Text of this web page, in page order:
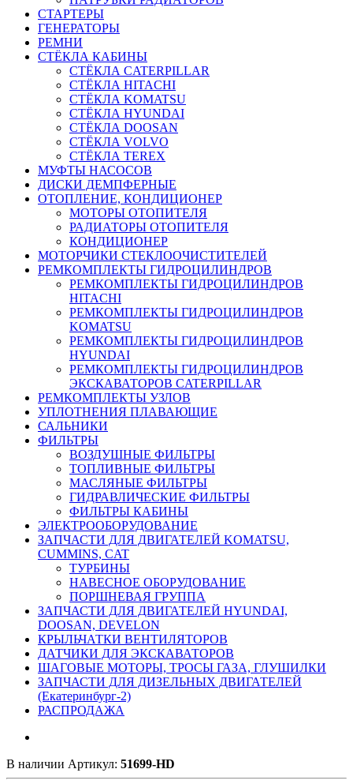
СТАРТЕРЫ
ГЕНЕРАТОРЫ
РЕМНИ
СТЁКЛА КАБИНЫ
СТЁКЛА CATERPILLAR
СТЁКЛА HITACHI
СТЁКЛА KOMATSU
СТЁКЛА HYUNDAI
СТЁКЛА DOOSAN
СТЁКЛА VOLVO
СТЁКЛА TEREX
МУФТЫ НАСОСОВ
ДИСКИ ДЕМПФЕРНЫЕ
ОТОПЛЕНИЕ, КОНДИЦИОНЕР
МОТОРЫ ОТОПИТЕЛЯ
РАДИАТОРЫ ОТОПИТЕЛЯ
КОНДИЦИОНЕР
МОТОРЧИКИ СТЕКЛООЧИСТИТЕЛЕЙ
РЕМКОМПЛЕКТЫ ГИДРОЦИЛИНДРОВ
РЕМКОМПЛЕКТЫ ГИДРОЦИЛИНДРОВ
HITACHI
РЕМКОМПЛЕКТЫ ГИДРОЦИЛИНДРОВ
KOMATSU
РЕМКОМПЛЕКТЫ ГИДРОЦИЛИНДРОВ
HYUNDAI
РЕМКОМПЛЕКТЫ ГИДРОЦИЛИНДРОВ
ЭКСКАВАТОРОВ CATERPILLAR
РЕМКОМПЛЕКТЫ УЗЛОВ
УПЛОТНЕНИЯ ПЛАВАЮЩИЕ
САЛЬНИКИ
ФИЛЬТРЫ
ВОЗДУШНЫЕ ФИЛЬТРЫ
ТОПЛИВНЫЕ ФИЛЬТРЫ
МАСЛЯНЫЕ ФИЛЬТРЫ
ГИДРАВЛИЧЕСКИЕ ФИЛЬТРЫ
ФИЛЬТРЫ КАБИНЫ
ЭЛЕКТРООБОРУДОВАНИЕ
ЗАПЧАСТИ ДЛЯ ДВИГАТЕЛЕЙ KOMATSU,
CUMMINS, CAT
ТУРБИНЫ
НАВЕСНОЕ ОБОРУДОВАНИЕ
ПОРШНЕВАЯ ГРУППА
ЗАПЧАСТИ ДЛЯ ДВИГАТЕЛЕЙ HYUNDAI,
DOOSAN, DEVELON
КРЫЛЬЧАТКИ ВЕНТИЛЯТОРОВ
ДАТЧИКИ ДЛЯ ЭКСКАВАТОРОВ
ШАГОВЫЕ МОТОРЫ, ТРОСЫ ГАЗА, ГЛУШИЛКИ
ЗАПЧАСТИ ДЛЯ ДИЗЕЛЬНЫХ ДВИГАТЕЛЕЙ
(Екатеринбург-2)
РАСПРОДАЖА
В наличии Артикул: 51699-HD